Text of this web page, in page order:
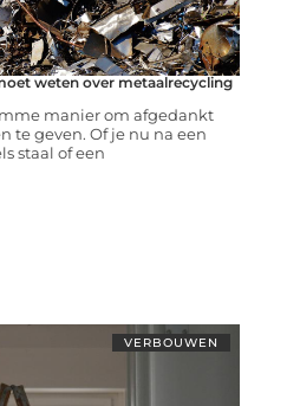
weten over metaalrecycling
manier om afgedankt
te geven. Of je nu na een
staal of een
VERBOUWEN